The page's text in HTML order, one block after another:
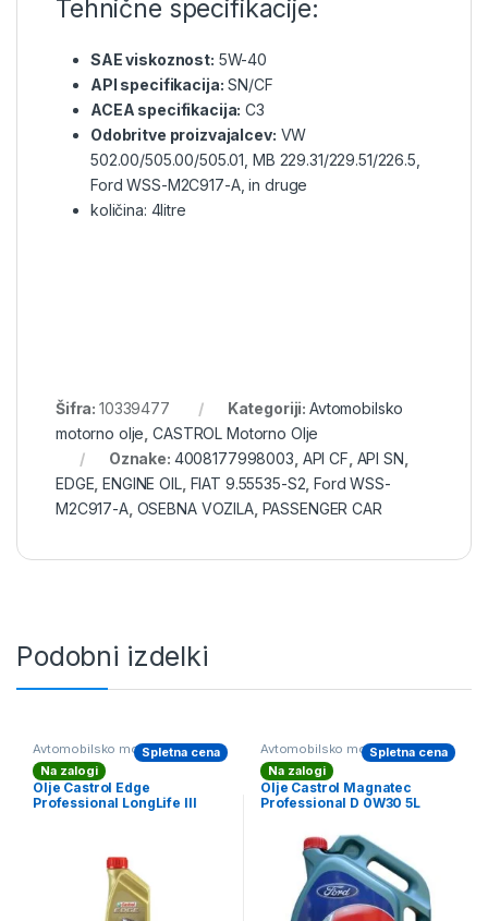
Tehnične specifikacije:
SAE viskoznost: 5W-40
API specifikacija: SN/CF
ACEA specifikacija: C3
Odobritve proizvajalcev: VW
502.00/505.00/505.01, MB 229.31/229.51/226.5,
Ford WSS-M2C917-A, in druge
količina: 4litre
Šifra:10339477 Kategoriji: Avtomobilsko
motorno olje ,CASTROL Motorno Olje
Oznake: 4008177998003 API CF API SN
EDGE ,ENGINE OIL, FIAT 9.55535-S2 ,Ford WSS-
M2C917-A, OSEBNA VOZILA, PASSENGER CAR
Podobni izdelki
Avtomobilsko motorno olje,
CASTROL Motorno Olje
Na zalogi
Olje Castrol Edge
Professional LongLife III
Spletna cena Avtomobilsko motorno olje,
CASTROL Motorno Olje
Na zalogi
Olje Castrol Magnatec
Professional D 0W30 5L
Spletna cena